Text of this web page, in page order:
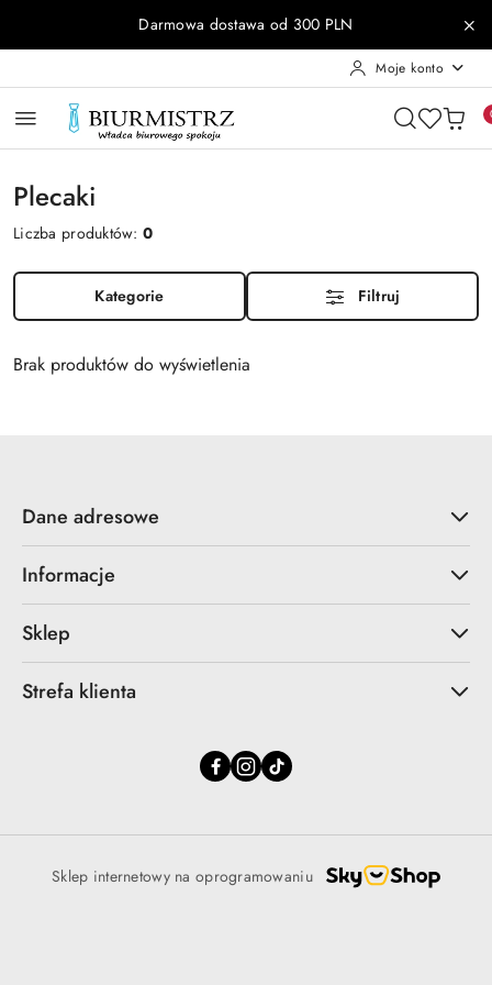
Przejdź do treści głównej
Przejdź do wyszukiwarki
Przejdź do moje konto
Przejdź do menu głównego
Przejdź do stopkiDarmowa dostawa od 300 PLN
Moje konto
Plecaki
Liczba produktów:0
Kategorie Filtruj
Brak produktów do wyświetlenia
Dane adresowe
Informacje
Sklep
Strefa klienta
Sklep internetowy na oprogramowaniu